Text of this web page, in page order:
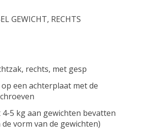
GEWICHT, RECHTS
rechts, met gesp
een achterplaat met de
5 kg ​​aan gewichten bevatten
vorm van de gewichten)